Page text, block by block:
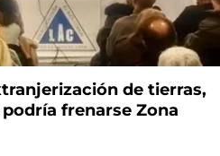
de tierras,
frenarse Zona